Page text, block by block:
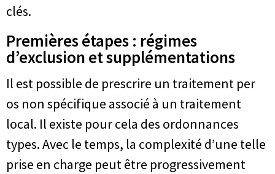
clés.
Premières étapes : régimes
d’exclusion et supplémentations
Il est possible de prescrire un traitement per
os non spécifique associé à un traitement
local. Il existe pour cela des ordonnances
types. Avec le temps, la complexité d’une telle
prise en charge peut être progressivement